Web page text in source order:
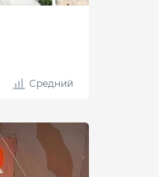
Средний